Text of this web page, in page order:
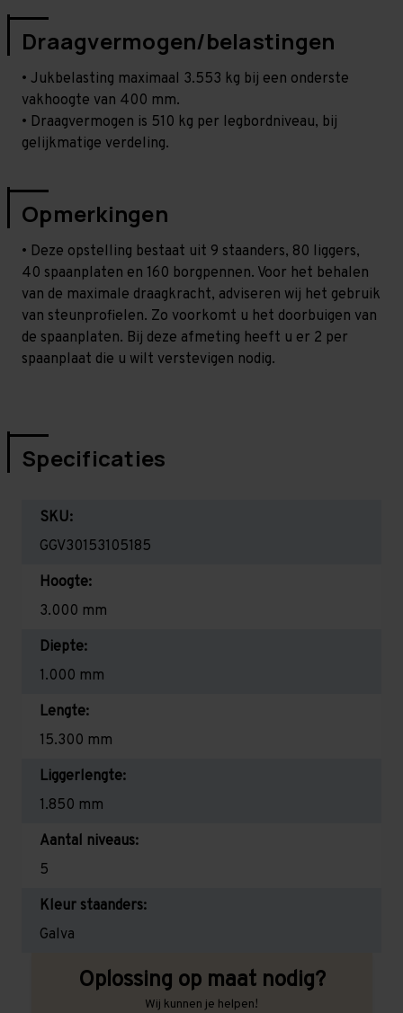
Draagvermogen/belastingen
• Jukbelasting maximaal 3.553 kg bij een onderste
vakhoogte van 400 mm.
• Draagvermogen is 510 kg per legbordniveau, bij
gelijkmatige verdeling.
Opmerkingen
• Deze opstelling bestaat uit 9 staanders, 80 liggers,
40 spaanplaten en 160 borgpennen. Voor het behalen
van de maximale draagkracht, adviseren wij het gebruik
van steunprofielen. Zo voorkomt u het doorbuigen van
de spaanplaten. Bij deze afmeting heeft u er 2 per
spaanplaat die u wilt verstevigen nodig.
Specificaties
SKU:
GGV30153105185
Hoogte:
3.000 mm
Diepte:
1.000 mm
Lengte:
15.300 mm
Liggerlengte:
1.850 mm
Aantal niveaus:
5
Kleur staanders:
Galva
Oplossing op maat nodig?
Wij kunnen je helpen!